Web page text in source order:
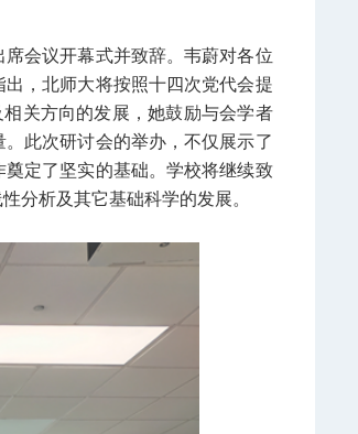
会议开幕式并致辞。韦蔚对各位
，北师大将按照十四次党代会提
关方向的发展，她鼓励与会学者
此次研讨会的举办，不仅展示了
定了坚实的基础。学校将继续致
分析及其它基础科学的发展。